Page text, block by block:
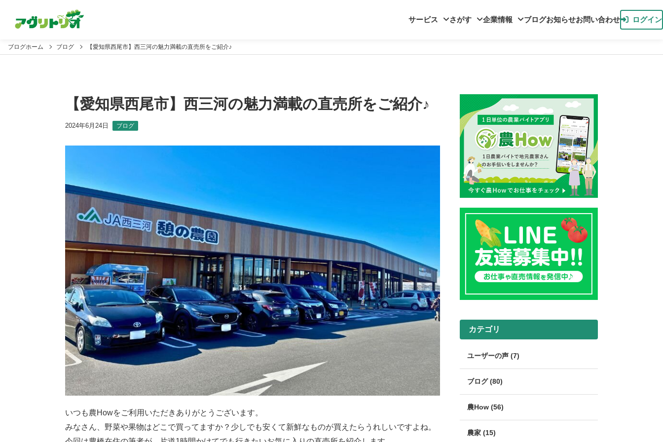
サービス さがす 企業情報 ブログお知らせお問い合わせ ログイン
ブログホーム ブログ 【愛知県西尾市】西三河の魅力満載の直売所をご紹介♪
【愛知県西尾市】西三河の魅力満載の直売所をご紹介♪
2024年6月24日 ブログ
いつも農Howをご利用いただきありがとうございます。
みなさん、野菜や果物はどこで買ってますか？少しでも安くて新鮮なものが買えたらうれしいですよね。
カテゴリ
ユーザーの声 (7)
ブログ (80)
農How (56)
農家 (15)